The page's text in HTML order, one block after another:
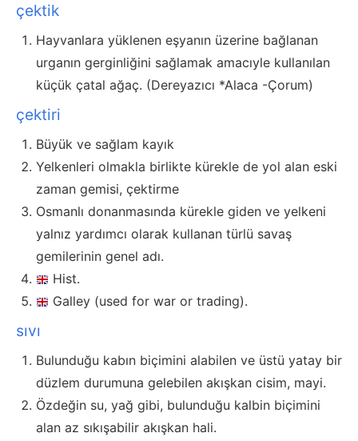
çektik
Hayvanlara yüklenen eşyanın üzerine bağlanan
urganın gerginliğini sağlamak amacıyle kullanılan
küçük çatal ağaç. (Dereyazıcı *Alaca -Çorum)
çektiri
Büyük ve sağlam kayık
Yelkenleri olmakla birlikte kürekle de yol alan eski
zaman gemisi, çektirme
Osmanlı donanmasında kürekle giden ve yelkeni
yalnız yardımcı olarak kullanan türlü savaş
gemilerinin genel adı.
Hist.
Galley (used for war or trading).
sıvı
Bulunduğu kabın biçimini alabilen ve üstü yatay bir
düzlem durumuna gelebilen akışkan cisim, mayi.
Özdeğin su, yağ gibi, bulunduğu kalbin biçimini
alan az sıkışabilir akışkan hali.